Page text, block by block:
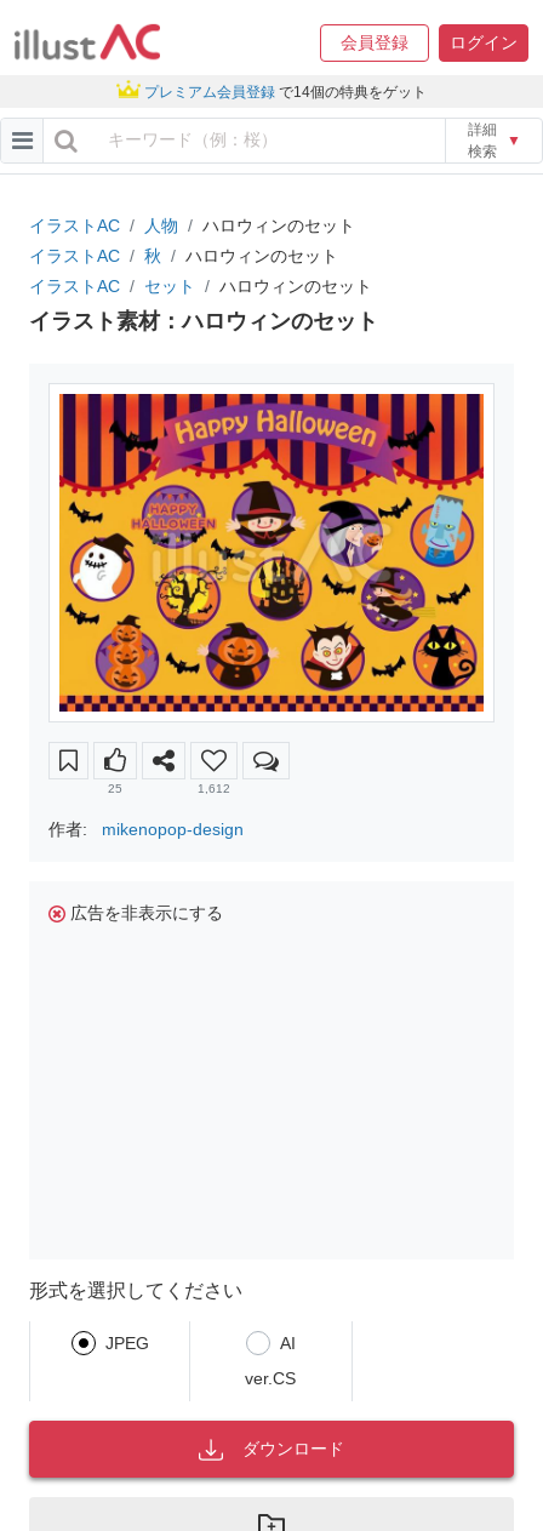
会員登録 ログイン
プレミアム会員登録 で14個の特典をゲット
詳細
検索
▼
イラストAC 人物
ハロウィンのセット
イラストAC
秋
ハロウィンのセット
イラストAC
セット ハロウィンのセット
イラスト素材：ハロウィンのセット
25 1,612
作者: mikenopop-design
広告を非表示にする
形式を選択してください
JPEG
AI
ver.CS
ダウンロード